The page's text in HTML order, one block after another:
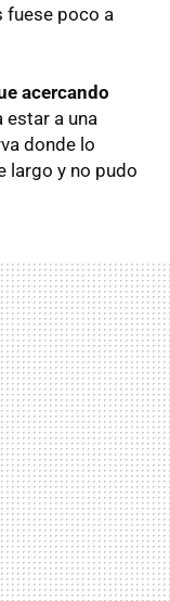
fuese poco a
acercando
estar a una
donde lo
largo y no pudo